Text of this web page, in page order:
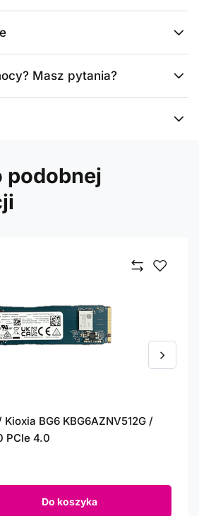
Masz pytania?
podobnej
BG6 KBG6AZNV512G /
PCIe 4.0
Do koszyka